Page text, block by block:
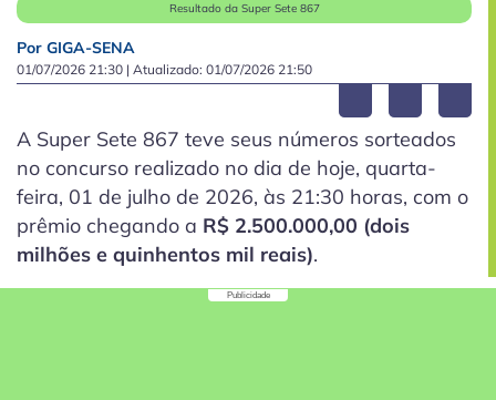
Resultado da Super Sete 867
Por GIGA-SENA
01/07/2026 21:30 | Atualizado: 01/07/2026 21:50
A Super Sete 867 teve seus números sorteados
no concurso realizado no dia de hoje, quarta-
feira, 01 de julho de 2026, às 21:30 horas, com o
prêmio chegando a R$ 2.500.000,00 (dois
milhões e quinhentos mil reais).
Publicidade